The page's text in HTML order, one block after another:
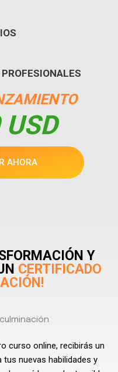
AHORA
Y
CERTIFICADO
curso online, recibirás un
nuevas habilidades y